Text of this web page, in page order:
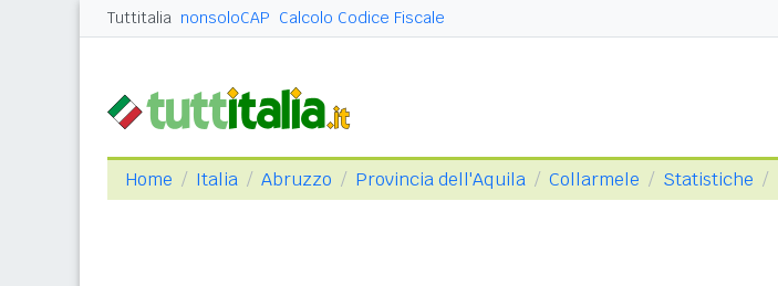
Tuttitalia nonsoloCAP Calcolo Codice Fiscale
Home Italia Abruzzo Provincia dell'Aquila Collarmele Statistiche